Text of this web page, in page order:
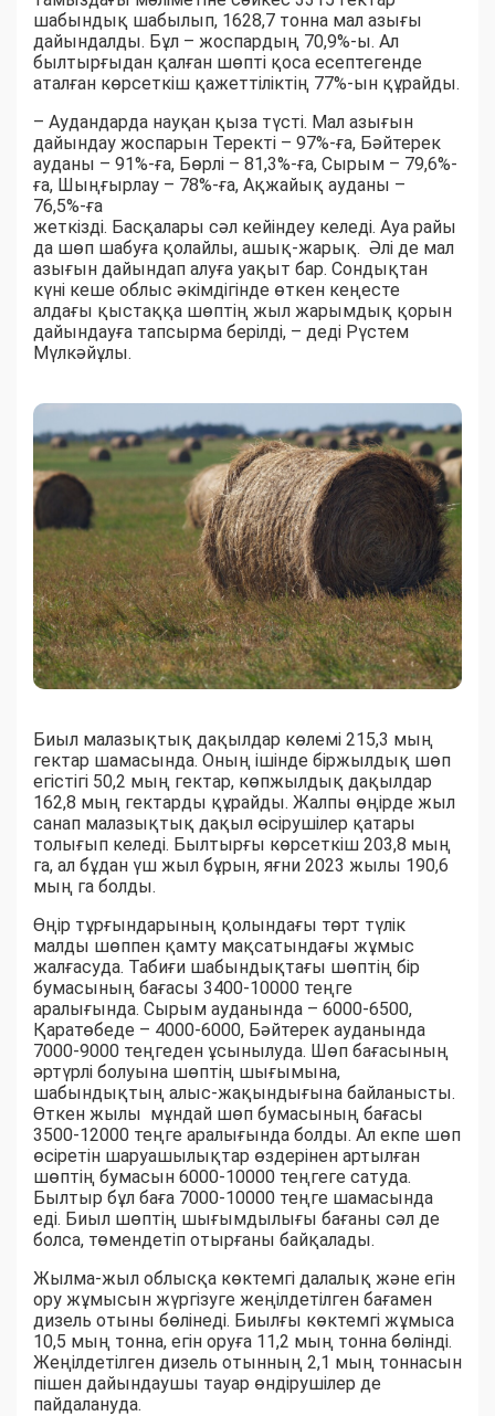
шабындық шабылып, 1628,7 тонна мал азығы
дайындалды. Бұл – жоспардың 70,9%-ы. Ал
былтырғыдан қалған шөпті қоса есептегенде
аталған көрсеткіш қажеттіліктің 77%-ын құрайды.
– Аудандарда науқан қыза түсті. Мал азығын
дайындау жоспарын Теректі – 97%-ға, Бәйтерек
ауданы – 91%-ға, Бөрлі – 81,3%-ға, Сырым – 79,6%-
ға, Шыңғырлау – 78%-ға, Ақжайық ауданы –
76,5%-ға
жеткізді. Басқалары сәл кейіндеу келеді. Ауа райы
да шөп шабуға қолайлы, ашық-жарық. Әлі де мал
азығын дайындап алуға уақыт бар. Сондықтан
күні кеше облыс әкімдігінде өткен кеңесте
алдағы қыстаққа шөптің жыл жарымдық қорын
дайындауға тапсырма берілді, – деді Рүстем
Мүлкәйұлы.
Биыл малазықтық дақылдар көлемі 215,3 мың
гектар шамасында. Оның ішінде біржылдық шөп
егістігі 50,2 мың гектар, көпжылдық дақылдар
162,8 мың гектарды құрайды. Жалпы өңірде жыл
санап малазықтық дақыл өсірушілер қатары
толығып келеді. Былтырғы көрсеткіш 203,8 мың
га, ал бұдан үш жыл бұрын, яғни 2023 жылы 190,6
мың га болды.
Өңір тұрғындарының қолындағы төрт түлік
малды шөппен қамту мақсатындағы жұмыс
жалғасуда. Табиғи шабындықтағы шөптің бір
бумасының бағасы 3400-10000 теңге
аралығында. Сырым ауданында – 6000-6500,
Қаратөбеде – 4000-6000, Бәйтерек ауданында
7000-9000 теңгеден ұсынылуда. Шөп бағасының
әртүрлі болуына шөптің шығымына,
шабындықтың алыс-жақындығына байланысты.
Өткен жылы мұндай шөп бумасының бағасы
3500-12000 теңге аралығында болды. Ал екпе шөп
өсіретін шаруашылықтар өздерінен артылған
шөптің бумасын 6000-10000 теңгеге сатуда.
Былтыр бұл баға 7000-10000 теңге шамасында
еді. Биыл шөптің шығымдылығы бағаны сәл де
болса, төмендетіп отырғаны байқалады.
Жылма-жыл облысқа көктемгі далалық және егін
ору жұмысын жүргізуге жеңілдетілген бағамен
дизель отыны бөлінеді. Биылғы көктемгі жұмыса
10,5 мың тонна, егін оруға 11,2 мың тонна бөлінді.
Жеңілдетілген дизель отынның 2,1 мың тоннасын
пішен дайындаушы тауар өндірушілер де
пайдалануда.